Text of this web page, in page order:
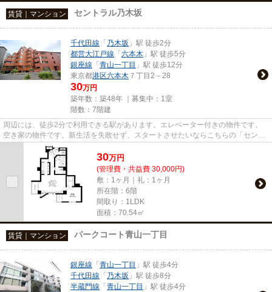
賃貸｜マンション セントラル乃木坂
千代田線 「 乃木坂 」駅 徒歩2分
都営大江戸線 「六本木 」駅 徒歩5分
銀座線 「青山一丁目 」駅 徒歩12分
東京都港区六本木 ７丁目2－28
30万円
築年数：築48年 ｜募集中： 1室
階数：7階建
周辺には、徒歩2分で利用できる駅があります。エレベーター付きの物件です。
空き家の物件です。新生活を失敗せず、スタートさせたいならこちらの「セント
ラル乃木坂」はいかがでしょう...
30万円
(管理費・共益費 30,000円)
敷：1ヶ月｜礼：1ヶ月
所在階：6階
間取り：1LDK
面積：70.54㎡
賃貸｜マンション パークコート青山一丁目
銀座線 「青山一丁目 」駅 徒歩4分
千代田線 「 乃木坂 」駅 徒歩8分
半蔵門線 「青山一丁目 」駅 徒歩4分